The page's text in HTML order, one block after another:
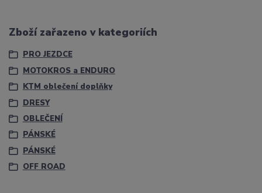
Zboží zařazeno v kategoriích
PRO JEZDCE
MOTOKROS a ENDURO
KTM oblečení doplňky
DRESY
OBLEČENÍ
PÁNSKÉ
PÁNSKÉ
OFF ROAD